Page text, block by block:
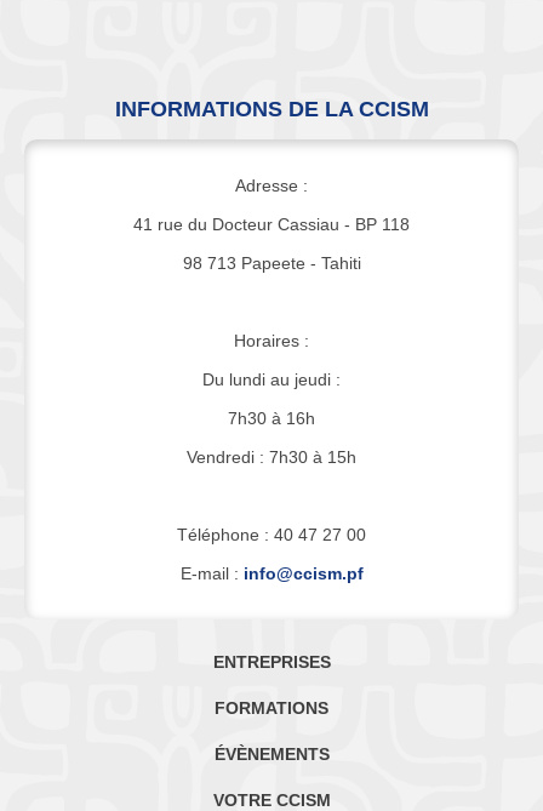
INFORMATIONS DE LA CCISM
Adresse :
41 rue du Docteur Cassiau - BP 118
98 713 Papeete - Tahiti
Horaires :
Du lundi au jeudi :
7h30 à 16h
Vendredi : 7h30 à 15h
Téléphone : 40 47 27 00
E-mail : info@ccism.pf
ENTREPRISES
FORMATIONS
ÉVÈNEMENTS
VOTRE CCISM